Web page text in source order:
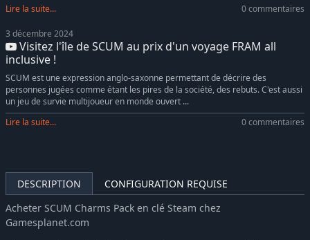
SCUM Female Hair Pack 4,99€
SCUM Supporter Pack
SCUM: Danny Trejo Character Pack -10% 13,30€
Lire la suite...
0 commentaires
3 décembre 2024
Visitez l'île de SCUM au prix d'un voyage FRAM all
inclusive !
SCUM est une expression anglo-saxonne permettant de décrire des
personnes jugées comme étant les pires de la société, des rebuts. C'est aussi
un jeu de survie multijoueur en monde ouvert ...
Lire la suite...
0 commentaires
DESCRIPTION
CONFIGURATION REQUISE
Acheter SCUM Charms Pack en clé Steam chez
Gamesplanet.com